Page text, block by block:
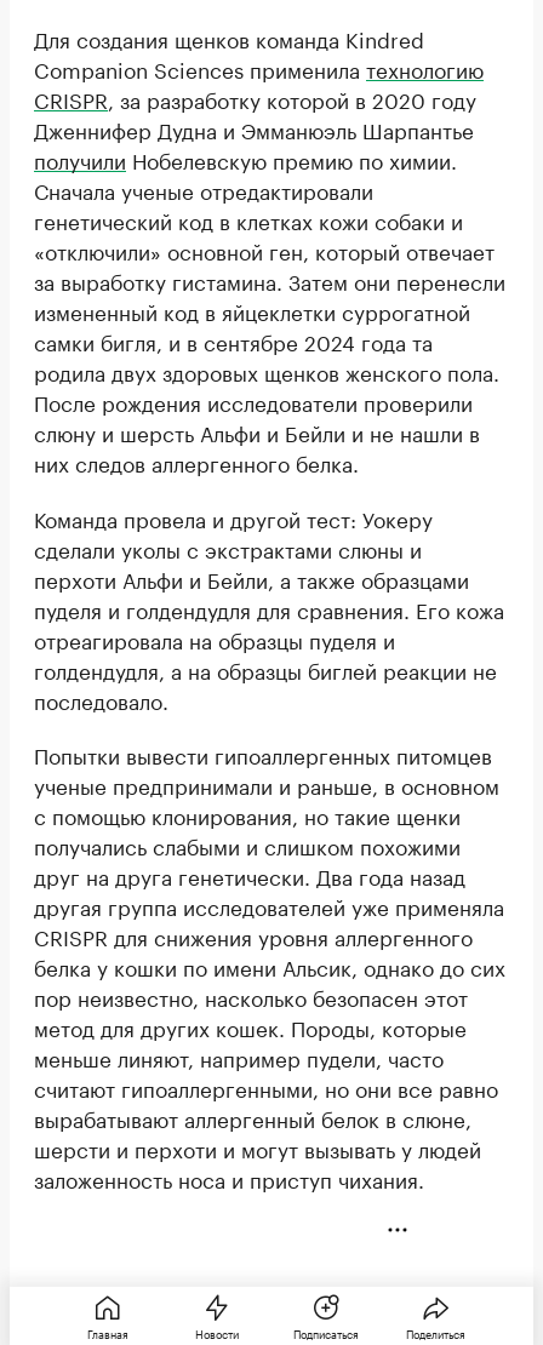
Для создания щенков команда Kindred
Companion Sciences применила технологию
CRISPR , за разработку которой в 2020 году
Дженнифер Дудна и Эмманюэль Шарпантье
получили Нобелевскую премию по химии.
Сначала ученые отредактировали
генетический код в клетках кожи собаки и
«отключили» основной ген, который отвечает
за выработку гистамина. Затем они перенесли
измененный код в яйцеклетки суррогатной
самки бигля, и в сентябре 2024 года та
родила двух здоровых щенков женского пола.
После рождения исследователи проверили
слюну и шерсть Альфи и Бейли и не нашли в
них следов аллергенного белка.
Команда провела и другой тест: Уокеру
сделали уколы с экстрактами слюны и
перхоти Альфи и Бейли, а также образцами
пуделя и голдендудля для сравнения. Его кожа
отреагировала на образцы пуделя и
голдендудля, а на образцы биглей реакции не
последовало.
Попытки вывести гипоаллергенных питомцев
ученые предпринимали и раньше, в основном
с помощью клонирования, но такие щенки
получались слабыми и слишком похожими
друг на друга генетически. Два года назад
другая группа исследователей уже применяла
CRISPR для снижения уровня аллергенного
белка у кошки по имени Альсик, однако до сих
пор неизвестно, насколько безопасен этот
метод для других кошек. Породы, которые
меньше линяют, например пудели, часто
считают гипоаллергенными, но они все равно
вырабатывают аллергенный белок в слюне,
шерсти и перхоти и могут вызывать у людей
заложенность носа и приступ чихания.
Главная Новости Подписаться Поделиться